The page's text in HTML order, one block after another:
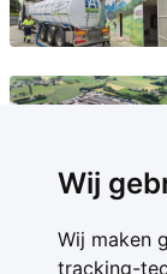
Wij
Wij maken
tracking-